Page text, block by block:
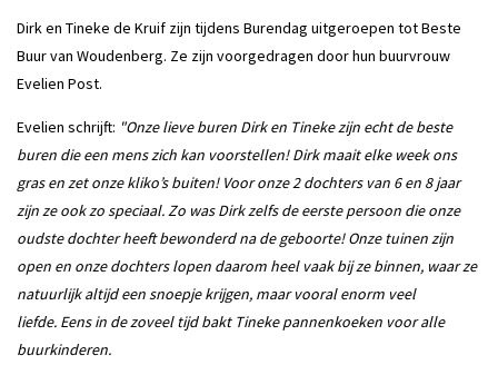
Dirk en Tineke de Kruif zijn tijdens Burendag uitgeroepen tot Beste
Buur van Woudenberg. Ze zijn voorgedragen door hun buurvrouw
Evelien Post.
Evelien schrijft: "Onze lieve buren Dirk en Tineke zijn echt de beste
buren die een mens zich kan voorstellen! Dirk maait elke week ons
gras en zet onze kliko’s buiten! Voor onze 2 dochters van 6 en 8 jaar
zijn ze ook zo speciaal. Zo was Dirk zelfs de eerste persoon die onze
oudste dochter heeft bewonderd na de geboorte! Onze tuinen zijn
open en onze dochters lopen daarom heel vaak bij ze binnen, waar ze
natuurlijk altijd een snoepje krijgen, maar vooral enorm veel
liefde. Eens in de zoveel tijd bakt Tineke pannenkoeken voor alle
buurkinderen.